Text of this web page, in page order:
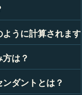
ルチャートとも呼ばれ、
間の空のスナップショッ
み合わせは、あなたの性
ています。
うに計算されます
が生まれた正確な時間、
す。出生図の精度を確保
は？
は最初は気が遠くなるよ
くつかの簡単な要素に分
ダントとは？